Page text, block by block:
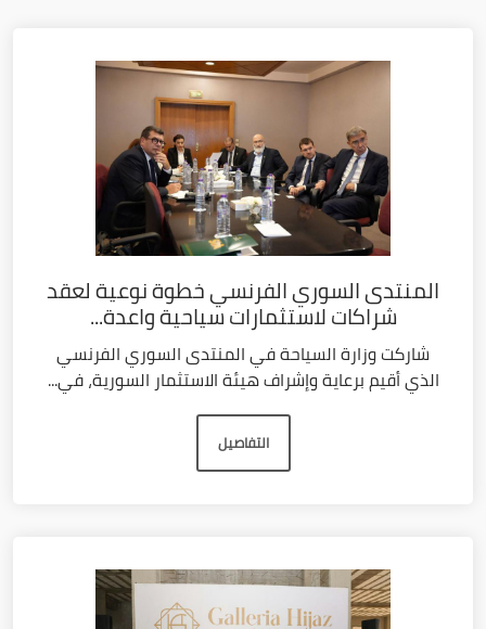
المنتدى السوري الفرنسي خطوة نوعية لعقد
شراكات لاستثمارات سياحية واعدة...
شاركت وزارة السياحة في المنتدى السوري الفرنسي
الذي أقيم برعاية وإشراف هيئة الاستثمار السورية، في...
التفاصيل